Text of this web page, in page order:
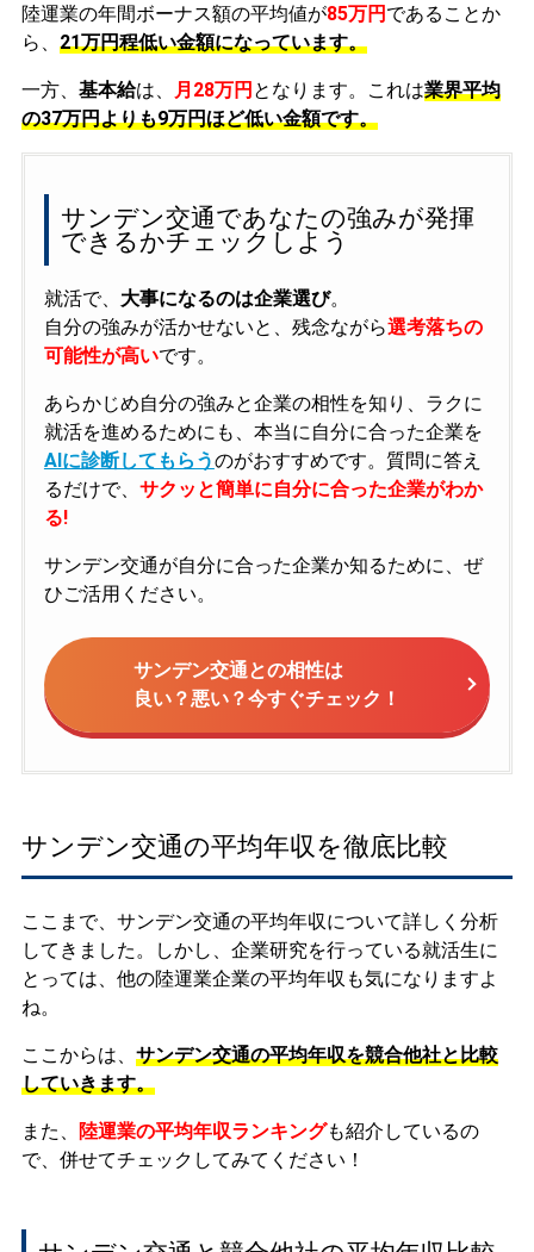
陸運業の年間ボーナス額の平均値が85万円 であることか
ら、 21万円程低い金額になっています。
一方、 基本給は、 月28万円 となります。これは業界平均
の37万円よりも9万円ほど低い金額です。
サンデン交通であなたの強みが発揮
できるかチェックしよう
就活で、 大事になるのは企業選び。
自分の強みが活かせないと、残念ながら選考落ちの
可能性が高いです。
あらかじめ自分の強みと企業の相性を知り、ラクに
就活を進めるためにも、本当に自分に合った企業を
AIに診断してもらうのがおすすめです。質問に答え
るだけで、 サクッと簡単に自分に合った企業がわか
る!
サンデン交通が自分に合った企業か知るために、ぜ
ひご活用ください。
サンデン交通との相性は
良い？悪い？今すぐチェック！
サンデン交通の平均年収を徹底比較
ここまで、サンデン交通の平均年収について詳しく分析
してきました。しかし、企業研究を行っている就活生に
とっては、他の陸運業企業の平均年収も気になりますよ
ね。
ここからは、 サンデン交通の平均年収を競合他社と比較
していきます。
また、 陸運業の平均年収ランキングも紹介しているの
で、併せてチェックしてみてください！